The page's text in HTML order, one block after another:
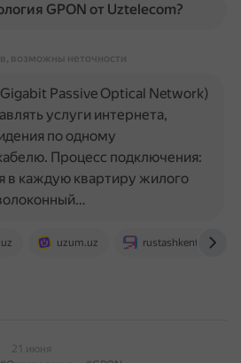
GPON от Uztelecom?
возможны неточности
uzum.uz rustashkent.com
Passive Optical Network)
услуги интернета,
по одному
Процесс подключения:
в каждую квартиру жилого
21 июня